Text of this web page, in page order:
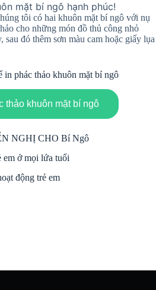
mặt bí ngô hạnh phúc!
tôi có hai khuôn mặt bí ngô với nụ
cho những món đồ thủ công nhỏ
sau đó thêm sơn màu cam hoặc giấy lụa
in phác thảo khuôn mặt bí ngô
thảo khuôn mặt bí ngô
NGHỊ CHO Bí Ngô
em ở mọi lứa tuổi
động trẻ em